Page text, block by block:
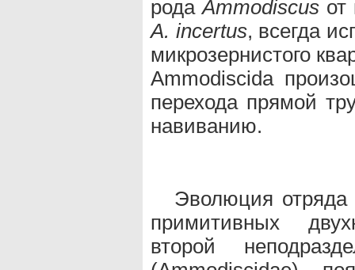
родаАmmodiscusот
А. incertus, всегда
микрозернистого
Ammodiscida
перехода прямой
навиванию.
Эволюция
примитивных
второй